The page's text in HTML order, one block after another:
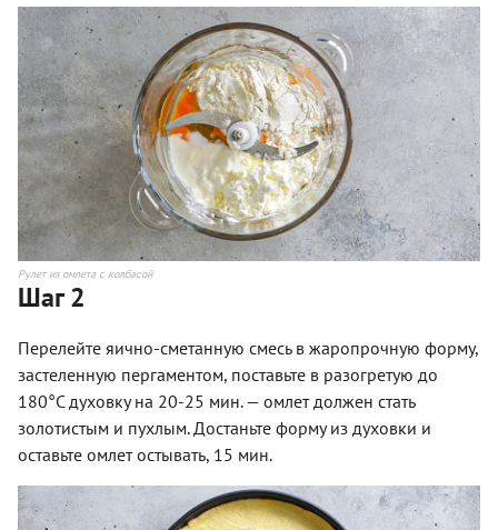
Рулет из омлета с колбасой
Шаг 2
Перелейте яично-сметанную смесь в жаропрочную форму,
застеленную пергаментом, поставьте в разогретую до
180°С духовку на 20-25 мин. — омлет должен стать
золотистым и пухлым. Достаньте форму из духовки и
оставьте омлет остывать, 15 мин.